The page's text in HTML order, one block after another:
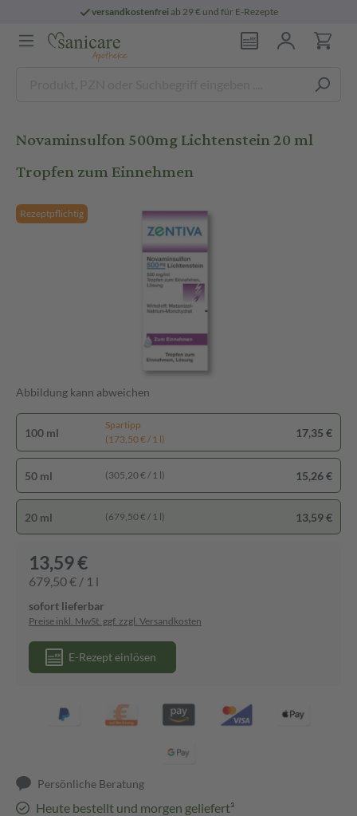
versandkostenfreiab 29 € und für E-Rezepte
Novaminsulfon 500mg Lichtenstein 20 ml
Tropfen zum Einnehmen
Rezeptpflichtig
Abbildung kann abweichen
100 ml
Spartipp
(173,50 € / 1 l)
17,35 €
50 ml (305,20 € / 1 l) 15,26 €
20 ml (679,50 € / 1 l) 13,59 €
13,59 €
679,50 € / 1 l
sofort lieferbar
Preise inkl. MwSt. ggf. zzgl. Versandkosten
E-Rezept einlösen
Persönliche Beratung
Heute bestellt und morgen geliefert³